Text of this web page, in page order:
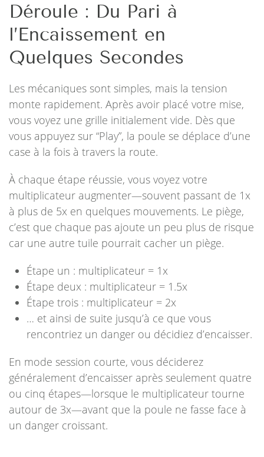
Déroule : Du Pari à
l’Encaissement en
Quelques Secondes
Les mécaniques sont simples, mais la tension
monte rapidement. Après avoir placé votre mise,
vous voyez une grille initialement vide. Dès que
vous appuyez sur “Play”, la poule se déplace d’une
case à la fois à travers la route.
À chaque étape réussie, vous voyez votre
multiplicateur augmenter—souvent passant de 1x
à plus de 5x en quelques mouvements. Le piège,
c’est que chaque pas ajoute un peu plus de risque
car une autre tuile pourrait cacher un piège.
Étape un : multiplicateur = 1x
Étape deux : multiplicateur = 1.5x
Étape trois : multiplicateur = 2x
… et ainsi de suite jusqu’à ce que vous
rencontriez un danger ou décidiez d’encaisser.
En mode session courte, vous déciderez
généralement d’encaisser après seulement quatre
ou cinq étapes—lorsque le multiplicateur tourne
autour de 3x—avant que la poule ne fasse face à
un danger croissant.